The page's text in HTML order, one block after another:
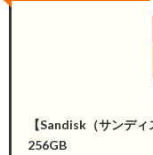
【Sandisk（サンデ
256GB